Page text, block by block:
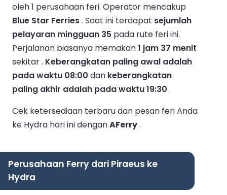
oleh 1 perusahaan feri. Operator mencakup
Blue Star Ferries. Saat ini terdapat sejumlah
pelayaran mingguan 35 pada rute feri ini.
Perjalanan biasanya memakan1 jam 37 menit
sekitar . Keberangkatan paling awal adalah
pada waktu 08:00 dan keberangkatan
paling akhir adalah pada waktu 19:30 .
Cek ketersediaan terbaru dan pesan feri Anda
ke Hydra hari ini denganAFerry.
Perusahaan Ferry dari Piraeus ke
Hydra